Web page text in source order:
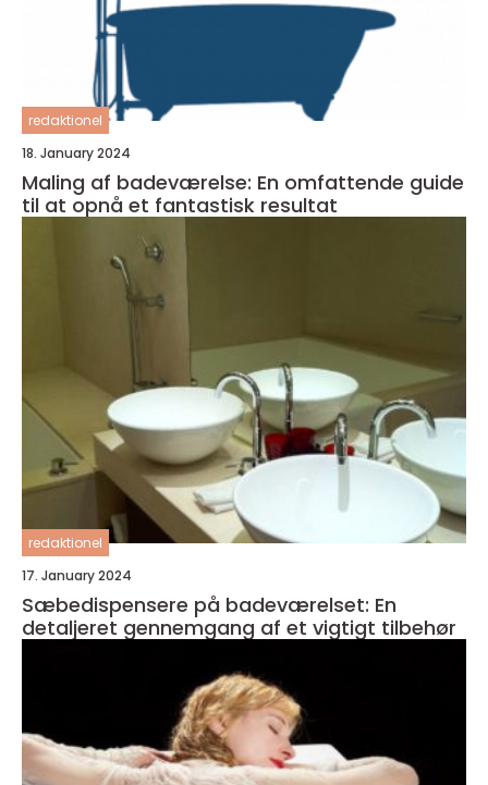
redaktionel
18. January 2024
Maling af badeværelse: En omfattende guide
til at opnå et fantastisk resultat
redaktionel
17. January 2024
Sæbedispensere på badeværelset: En
detaljeret gennemgang af et vigtigt tilbehør